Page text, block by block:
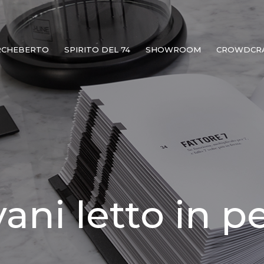
SPIRITO DEL 74 SHOWROOM
letto in